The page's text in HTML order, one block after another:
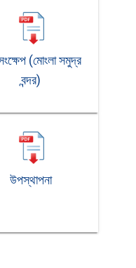
(মোংলা সমুদ্র
বন্দর)
উপস্থাপনা